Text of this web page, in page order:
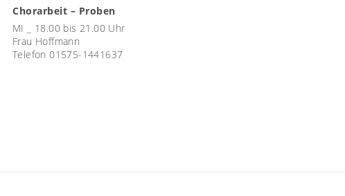
Chorarbeit – Proben
MI _ 18.00 bis 21.00 Uhr
Frau Hoffmann
Telefon 01575-1441637